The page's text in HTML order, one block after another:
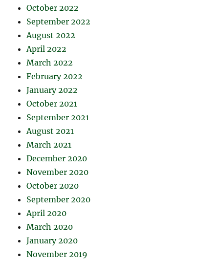
October 2022
September 2022
August 2022
April 2022
March 2022
February 2022
January 2022
October 2021
September 2021
August 2021
March 2021
December 2020
November 2020
October 2020
September 2020
April 2020
March 2020
January 2020
November 2019